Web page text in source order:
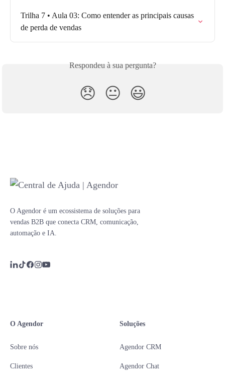
Trilha 7 • Aula 03: Como entender as principais causas
de perda de vendas
Respondeu à sua pergunta?
😞 😐 😃
O Agendor é um ecossistema de soluções para
vendas B2B que conecta CRM, comunicação,
automação e IA.
O Agendor
Sobre nós
Clientes
Soluções
Agendor CRM
Agendor Chat